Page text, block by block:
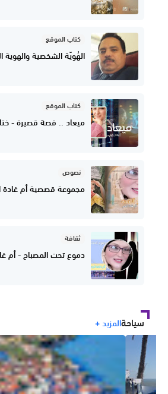
كتاب الموقع
الهُويّة الشخصية والهوية
كتاب الموقع
ميعاد .. قصة قصيرة -
نصوص
مجموعة قصصية أم غادة
ثقافة
دموع تحت المصباح - أم
سياحةالمزيد